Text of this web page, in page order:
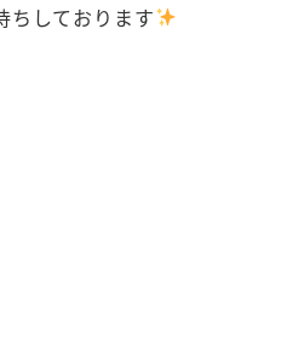
ちしております